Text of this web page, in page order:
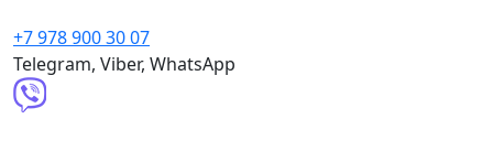
+7 978 900 30 07
Telegram, Viber, WhatsApp